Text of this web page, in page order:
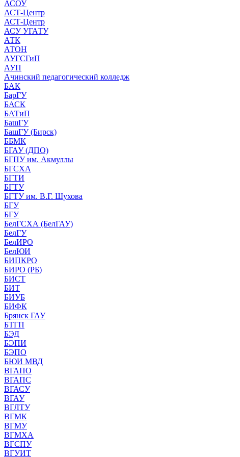
АСОУ
АСТ-Центр
АСТ-Центр
АСУ УГАТУ
АТК
АТОН
АУГСГиП
АУП
Ачинский педагогический колледж
БАК
БарГУ
БАСК
БАТиП
БашГУ
БашГУ (Бирск)
ББМК
БГАУ (ДПО)
БГПУ им. Акмуллы
БГСХА
БГТИ
БГТУ
БГТУ им. В.Г. Шухова
БГУ
БГУ
БелГСХА (БелГАУ)
БелГУ
БелИРО
БелЮИ
БИПКРО
БИРО (РБ)
БИСТ
БИТ
БИУБ
БИФК
Брянск ГАУ
БТГП
БЭД
БЭПИ
БЭПО
БЮИ МВД
ВГАПО
ВГАПС
ВГАСУ
ВГАУ
ВГЛТУ
ВГМК
ВГМУ
ВГМХА
ВГСПУ
ВГУИТ